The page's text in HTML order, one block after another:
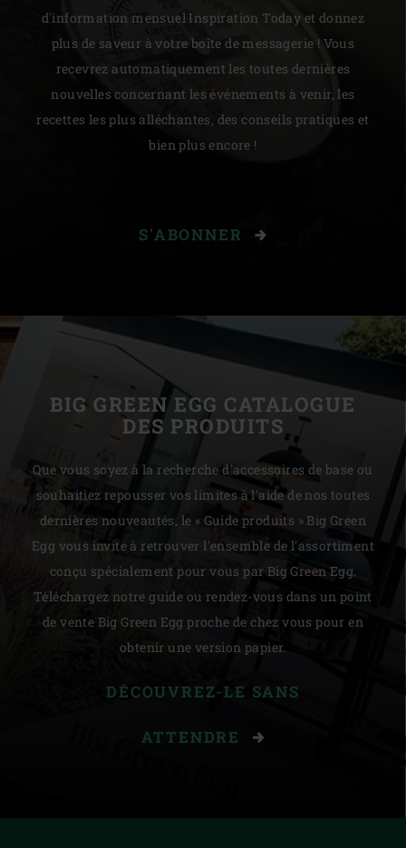
d'information mensuel Inspiration Today et donnez
plus de saveur à votre boîte de messagerie ! Vous
recevrez automatiquement les toutes dernières
nouvelles concernant les événements à venir, les
recettes les plus alléchantes, des conseils pratiques et
bien plus encore !
S'ABONNER
BIG GREEN EGG CATALOGUE
DES PRODUITS
Que vous soyez à la recherche d'accessoires de base ou
souhaitiez repousser vos limites à l'aide de nos toutes
dernières nouveautés, le « Guide produits » Big Green
Egg vous invite à retrouver l'ensemble de l'assortiment
conçu spécialement pour vous par Big Green Egg.
Téléchargez notre guide ou rendez-vous dans un point
de vente Big Green Egg proche de chez vous pour en
obtenir une version papier.
DÉCOUVREZ-LE SANS
ATTENDRE